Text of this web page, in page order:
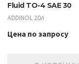
Fluid TO-4 SAE 30
ADDINOL 20л
Цена по запросу